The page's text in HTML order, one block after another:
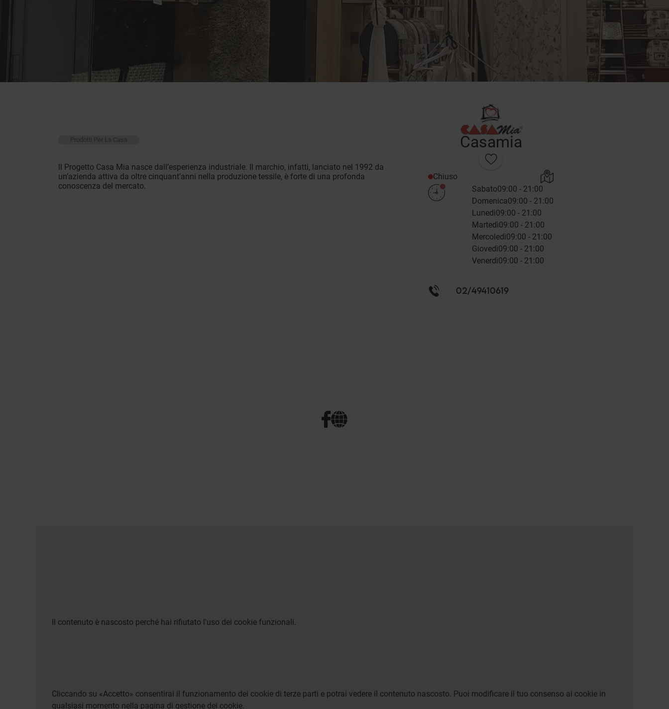
Casamia
Chiuso
Sabato09:00 - 21:00
Domenica09:00 - 21:00
Lunedì09:00 - 21:00
Martedì09:00 - 21:00
Mercoledì09:00 - 21:00
Giovedì09:00 - 21:00
Venerdì09:00 - 21:00
02/49410619
Prodotti Per La Casa
ll Progetto Casa Mia nasce dall’esperienza industriale. Il marchio, infatti, lanciato nel 1992 da
un’azienda attiva da oltre cinquant’anni nella produzione tessile, è forte di una profonda
conoscenza del mercato.
Il contenuto è nascosto perché hai rifiutato l'uso dei cookie funzionali.
Cliccando su «Accetto» consentirai il funzionamento dei cookie di terze parti e potrai vedere il contenuto nascosto. Puoi modificare il tuo consenso ai cookie in
qualsiasi momento nella pagina di gestione dei cookie.